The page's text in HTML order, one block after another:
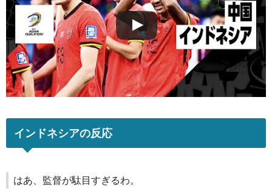
インドネシアの反応
はあ、監督が駄目すぎるわ。